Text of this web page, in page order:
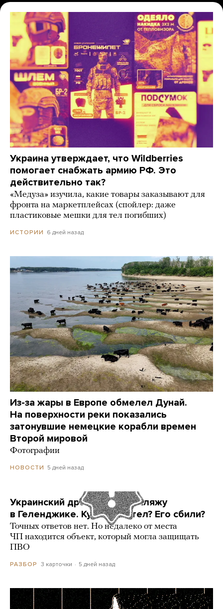
Украина утверждает, что Wildberries
помогает снабжать армию РФ. Это
действительно так?
«Медуза» изучила, какие товары заказывают для
фронта на маркетплейсах (спойлер: даже
пластиковые мешки для тел погибших)
ИСТОРИИ 6 дней назад
Из-за жары в Европе обмелел Дунай.
На поверхности реки показались
затонувшие немецкие корабли времен
Второй мировой
Фотографии
НОВОСТИ 5 дней назад
Украинский дрон попал по пляжу
в Геленджике. Куда он летел? Его сбили?
Точных ответов нет. Но недалеко от места
ЧП находится объект, который могла защищать
ПВО
РАЗБОР 3 карточки 5 дней назад